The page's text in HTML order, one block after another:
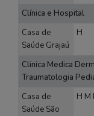
Clínica e Hospital
Casa de
Saúde Grajaú
H
Clinica Medica
Traumatologia
Casa de
Saúde São
H M